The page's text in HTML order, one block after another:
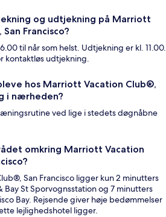
og udtjekning på Marriott
Francisco?
til når som helst. Udtjekning er kl. 11.00.
kontaktløs udtjekning.
hos Marriott Vacation Club®,
i nærheden?
ved lige i stedets døgnåbne
omkring Marriott Vacation
San Francisco ligger kun 2 minutters
Bay St Sporvognsstation og 7 minutters
Bay. Rejsende giver høje bedømmelser
lejlighedshotel ligger.